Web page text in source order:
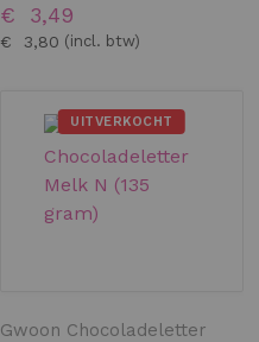
€ 3,80
€ 3,49
UITVERKOCHT
Gwoon Chocoladeletter